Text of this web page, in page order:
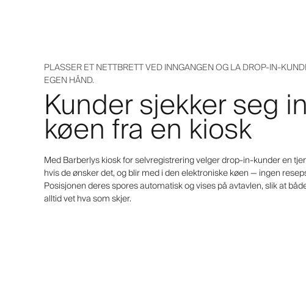
PLASSER ET NETTBRETT VED INNGANGEN OG LA DROP-IN-
EGEN HÅND.
Kunder sjekker seg
køen fra en kiosk
Med Barberlys kiosk for selvregistrering velger drop-in-kunder en
hvis de ønsker det, og blir med i den elektroniske køen — ingen
Posisjonen deres spores automatisk og vises på avtavlen, slik at
alltid vet hva som skjer.